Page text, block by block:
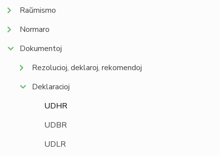
Raŭmismo
Normaro
Dokumentoj
Rezolucioj, deklaroj, rekomendoj
Deklaracioj
UDHR
UDBR
UDLR